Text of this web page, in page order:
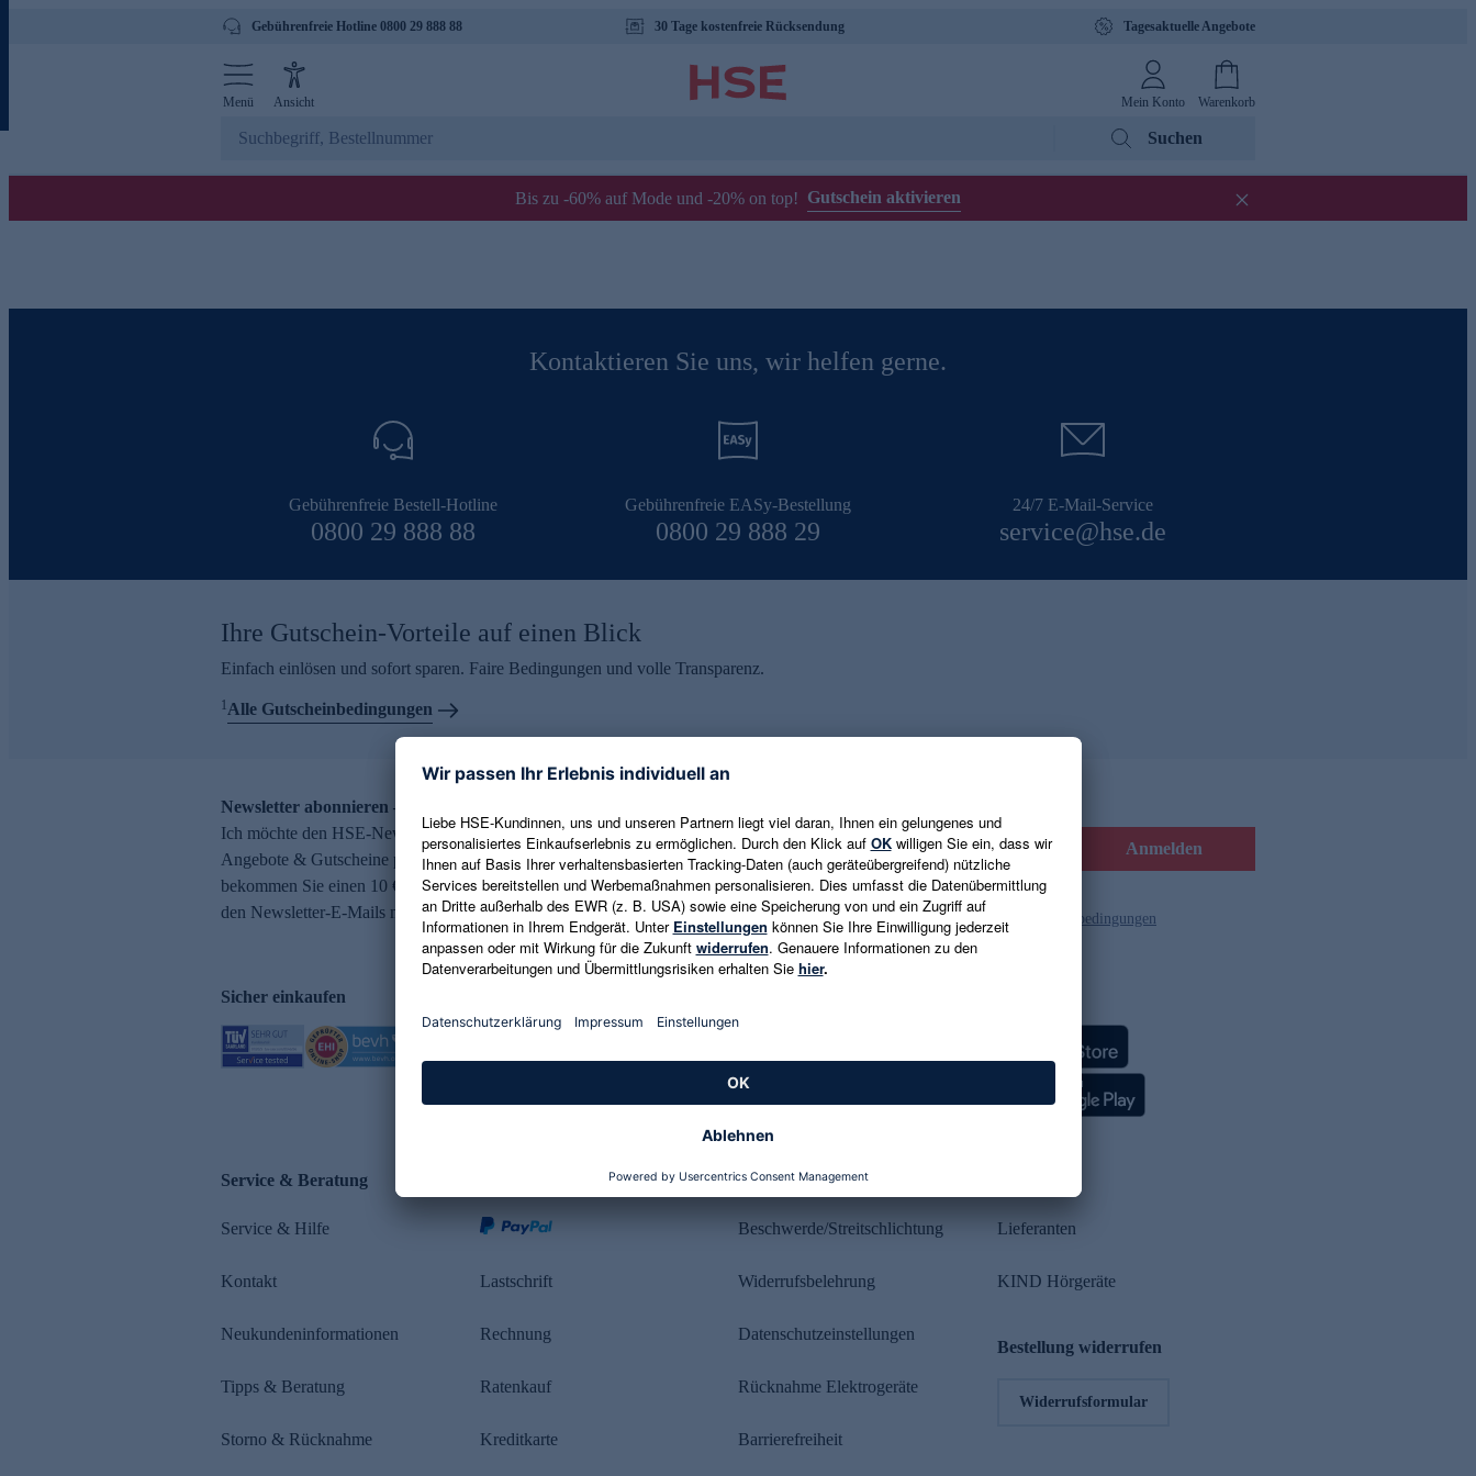
Gebührenfreie Hotline 0800 29 888 88 30 Tage kostenfreie Rücksendung Tagesaktuelle Angebote
Menü Ansicht Mein Konto Warenkorb
Suchen
Bis zu -60% auf Mode und -20% on top! Gutschein aktivieren
Kontaktieren Sie uns, wir helfen gerne.
Gebührenfreie Bestell-Hotline
0800 29 888 88
Gebührenfreie EASy-Bestellung
0800 29 888 29
24/7 E-Mail-Service
service@hse.de
Ihre Gutschein-Vorteile auf einen Blick
Einfach einlösen und sofort sparen. Faire Bedingungen und volle Transparenz.
1Alle Gutscheinbedingungen
Newsletter abonnieren – 10 € Gutschein erhalten
Ich möchte den HSE-Newsletter abonnieren und aktuelle Trends,
Angebote & Gutscheine per E-Mail erhalten. Als Dankeschön
bekommen Sie einen 10 € Gutschein. Eine Abmeldung ist jederzeit in
den Newsletter-E-Mails möglich.
E-Mail-Adresse eingeben Anmelden
Es gelten die Datenschutzrichtlinien und die Gutscheinbedingungen
Sicher einkaufen
Service & Beratung
Service & Hilfe
Kontakt
Neukundeninformationen
Tipps & Beratung
Storno & Rücknahme
Lastschrift
Rechnung
Ratenkauf
Kreditkarte
Rechtliches
Beschwerde/Streitschlichtung
Widerrufsbelehrung
Datenschutzeinstellungen
Rücknahme Elektrogeräte
Barrierefreiheit
Lieferanten
KIND Hörgeräte
Bestellung widerrufen
Widerrufsformular